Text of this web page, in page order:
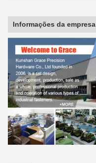
Informações da empresa